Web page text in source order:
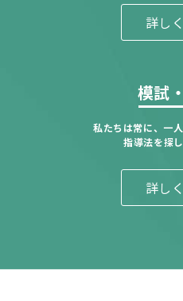
詳し
模試
私たちは常に、一
指導法を探し
詳し